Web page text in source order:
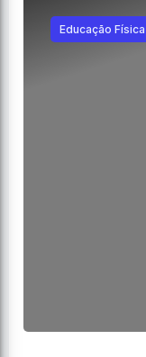
Educação Física